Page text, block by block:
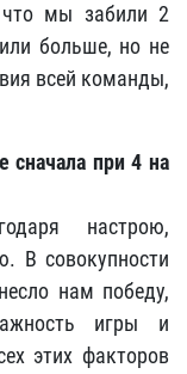
что мы забили 2
больше, но не
всей команды,
сначала при 4 на
настрою,
В совокупности
нам победу,
игры и
этих факторов